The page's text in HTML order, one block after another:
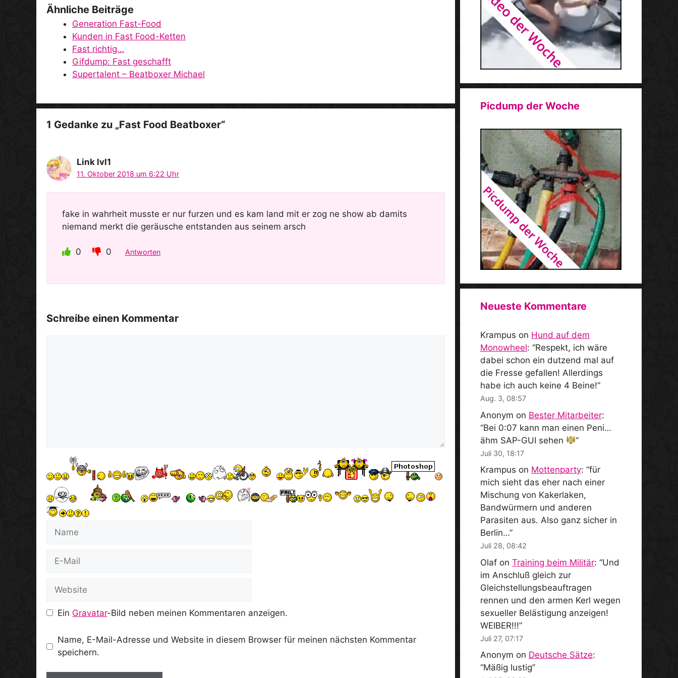
o
Ähnliche Beiträge
Generation Fast-Food
Kunden in Fast Food-Ketten
Fast richtig…
Gifdump: Fast geschafft
Supertalent – Beatboxer Michael
1 Gedanke zu „Fast Food Beatboxer“
Link lvl1
11. Oktober 2018 um 6:22 Uhr
fake in wahrheit musste er nur furzen und es kam land mit er zog ne show ab damits
niemand merkt die geräusche entstanden aus seinem arsch
0 0 Antworten
Schreibe einen Kommentar
Mail
Ein Gravatar-Bild neben meinen Kommentaren anzeigen.
Name, E-Mail-Adresse und Website in diesem Browser für meinen nächsten Kommentar
speichern.
Picdump der Woche
Neueste Kommentare
Krampus on Hund auf dem
Monowheel: “Respekt, ich wäre
dabei schon ein dutzend mal auf
die Fresse gefallen! Allerdings
habe ich auch keine 4 Beine!”
Aug. 3, 08:57
Anonym on Bester Mitarbeiter:
“Bei 0:07 kann man einen Peni…
ähm SAP-GUI sehen
”
Juli 30, 18:17
Krampus on Mottenparty: “für
mich sieht das eher nach einer
Mischung von Kakerlaken,
Bandwürmern und anderen
Parasiten aus. Also ganz sicher in
Berlin…”
Juli 28, 08:42
Olaf on Training beim Militär: “Und
im Anschluß gleich zur
Gleichstellungsbeauftragen
rennen und den armen Kerl wegen
sexueller Belästigung anzeigen!
WEIBER!!!”
Juli 27, 07:17
Anonym on Deutsche Sätze:
“Mäßig lustig”